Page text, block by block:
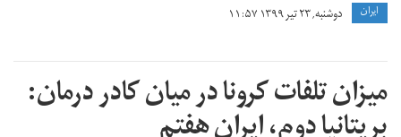
ايران دوشنبه, ۲۳ تیر ۱۳۹۹ ۱۱:۵۷
میزان تلفات کرونا در میان کادر درمان: